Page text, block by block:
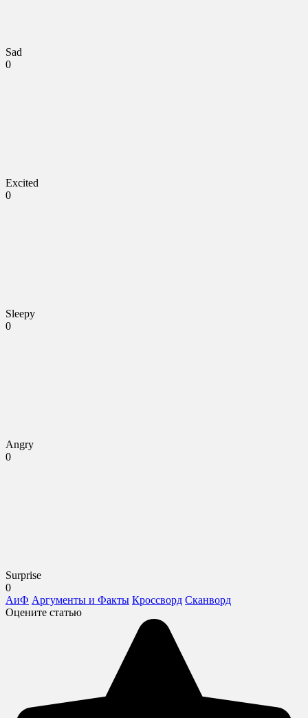
Sad
0
Excited
0
Sleepy
0
Angry
0
Surprise
0
АиФ Аргументы и Факты Кроссворд Сканворд
Оцените статью